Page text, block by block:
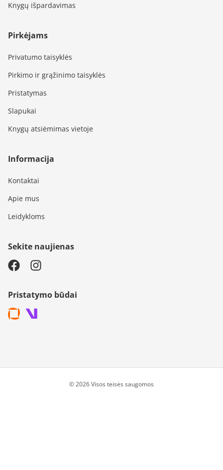
Knygų išpardavimas
Pirkėjams
Privatumo taisyklės
Pirkimo ir grąžinimo taisyklės
Pristatymas
Slapukai
Knygų atsiėmimas vietoje
Informacija
Kontaktai
Apie mus
Leidykloms
Sekite naujienas
Pristatymo būdai
© 2026 Visos teisės saugomos